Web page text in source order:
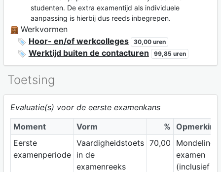
studenten. De extra examentijd als individuele
aanpassing is hierbij dus reeds inbegrepen.
Werkvormen
Hoor- en/of werkcolleges
30,00 uren
Werktijd buiten de contacturen 99,85 uren
Toetsing
Evaluatie(s) voor de eerste examenkans
Moment
Vorm % Opmerking
Eerste
examenperiode
Vaardigheidstoets
in de
examenreeks
70,00
Mondeling
examen
(inclusief